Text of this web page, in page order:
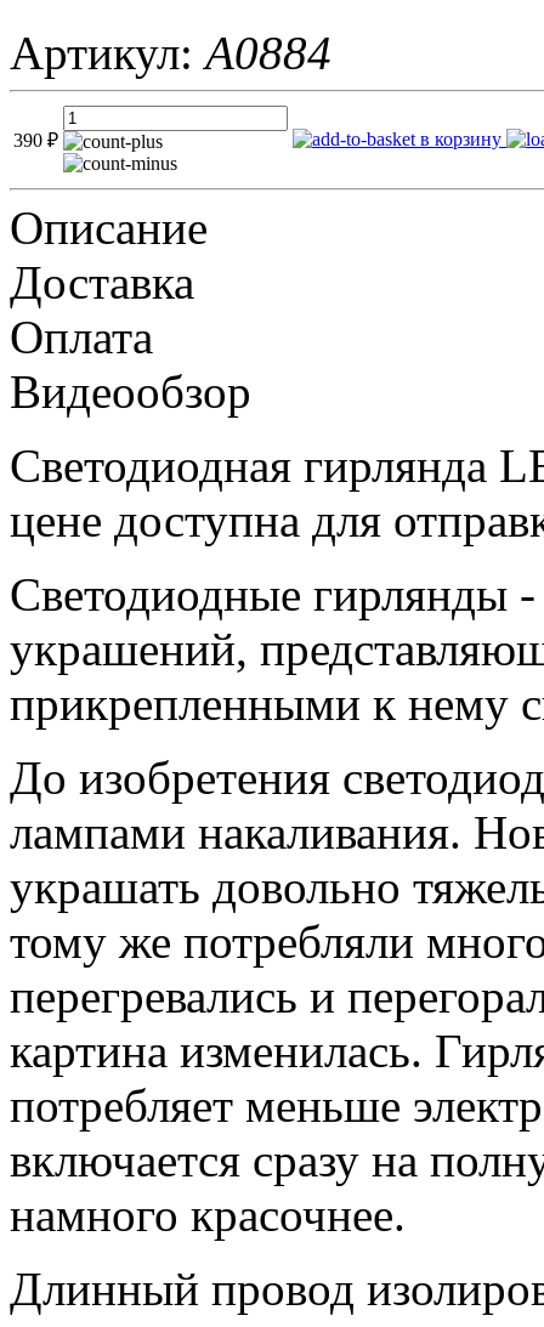
Артикул:A0884
390 ₽ в корзину
Описание
Доставка
Оплата
Видеообзор
Светодиодная гирлянда
цене доступна для
Светодиодные гирлянды
украшений,
прикрепленными к нему
До изобретения
лампами накаливания.
украшать довольно
тому же потребляли
перегревались и
картина изменилась.
потребляет меньше
включается сразу на
намного красочнее.
Длинный провод